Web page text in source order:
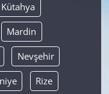
Kütahya
Mardin
Nevşehir
Rize